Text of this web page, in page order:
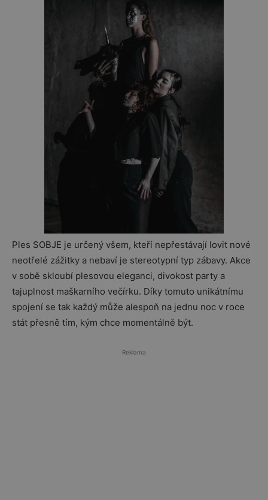
Ples SOBJE je určený všem, kteří nepřestávají lovit nové
neotřelé zážitky a nebaví je stereotypní typ zábavy. Akce
v sobě skloubí plesovou eleganci, divokost party a
tajuplnost maškarního večírku. Díky tomuto unikátnímu
spojení se tak každý může alespoň na jednu noc v roce
stát přesně tím, kým chce momentálně být.
Reklama